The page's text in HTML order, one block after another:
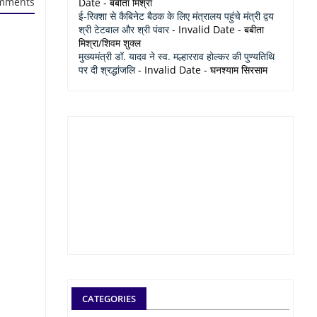
ई-रिक्शा से कैबिनेट बैठक के लिए मंत्रालय पहुंचे मंत्री द्वय
श्री टेटवाल और श्री पंवार- Invalid Date - बबीता
मिश्रा/शिवम शुक्ल
मुख्यमंत्री डॉ. यादव ने स्व. मल्हारराव होल्कर की पुण्यतिथि
पर दी श्रद्धांजलि- Invalid Date - घनश्याम सिरसाम
CATEGORIES